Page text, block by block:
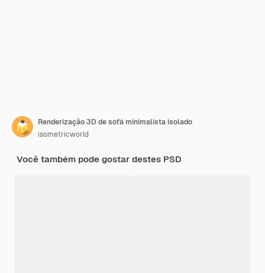
Renderização 3D de sofá minimalista isolado
isometricworld
Você também pode gostar destes PSD